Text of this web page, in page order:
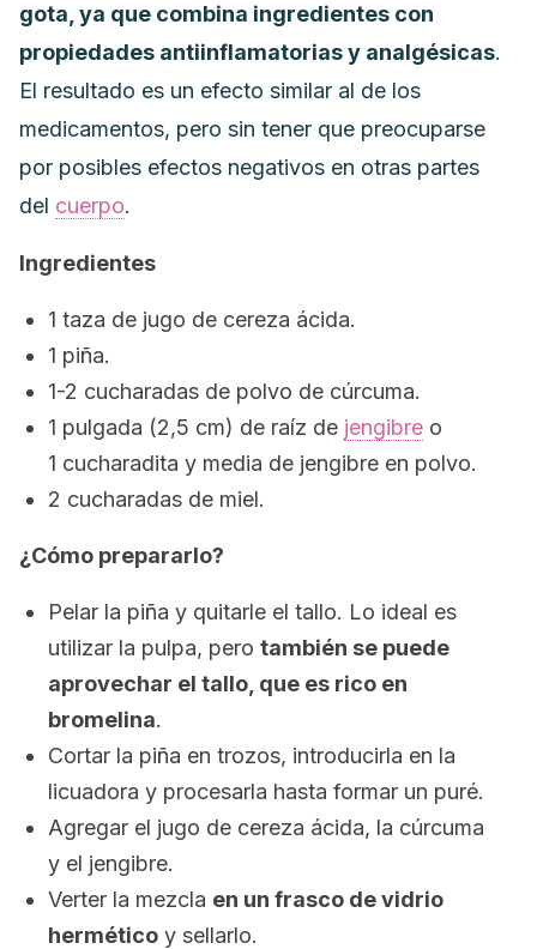
gota, ya que combina ingredientes con
propiedades antiinflamatorias y analgésicas.
El resultado es un efecto similar al de los
medicamentos, pero sin tener que preocuparse
por posibles efectos negativos en otras partes
del cuerpo.
Ingredientes
1 taza de jugo de cereza ácida.
1 piña.
1-2 cucharadas de polvo de cúrcuma.
1 pulgada (2,5 cm) de raíz de jengibre o
1 cucharadita y media de jengibre en polvo.
2 cucharadas de miel.
¿Cómo prepararlo?
Pelar la piña y quitarle el tallo. Lo ideal es
utilizar la pulpa, pero también se puede
aprovechar el tallo, que es rico en
bromelina.
Cortar la piña en trozos, introducirla en la
licuadora y procesarla hasta formar un puré.
Agregar el jugo de cereza ácida, la cúrcuma
y el jengibre.
Verter la mezcla en un frasco de vidrio
hermético y sellarlo.